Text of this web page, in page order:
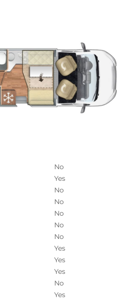
No
Yes
No
No
No
No
No
Yes
Yes
Yes
No
Yes